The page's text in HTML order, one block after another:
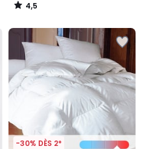
4,5
/
-30% DÈS 2*